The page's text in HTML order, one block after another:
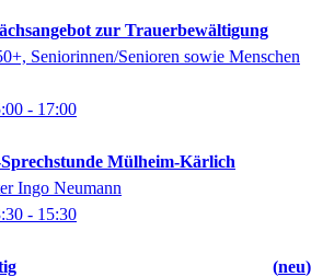
zur Trauerbewältigung
Seniorinnen/Senioren sowie Menschen
- 17:00
Mülheim-Kärlich
Ingo Neumann
- 15:30
neu